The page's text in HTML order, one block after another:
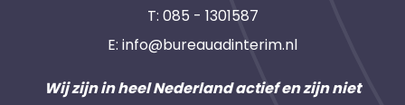
T: 085 - 1301587
E: info@bureauadinterim.nl
Wij zijn in heel Nederland actief en zijn niet